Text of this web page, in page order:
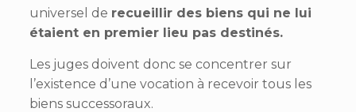
universel de recueillir des biens qui ne lui
étaient en premier lieu pas destinés.
Les juges doivent donc se concentrer sur
l’existence d’une vocation à recevoir tous les
biens successoraux.